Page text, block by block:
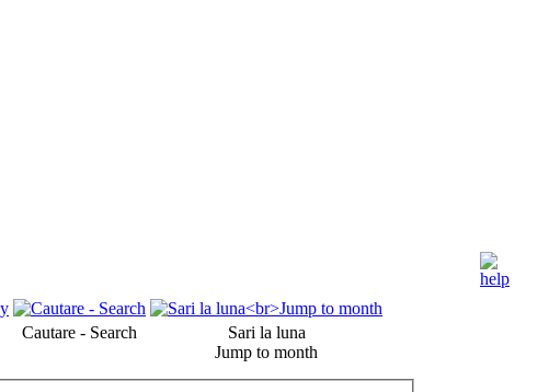
Cautare - Search
Sari la luna
Jump to month